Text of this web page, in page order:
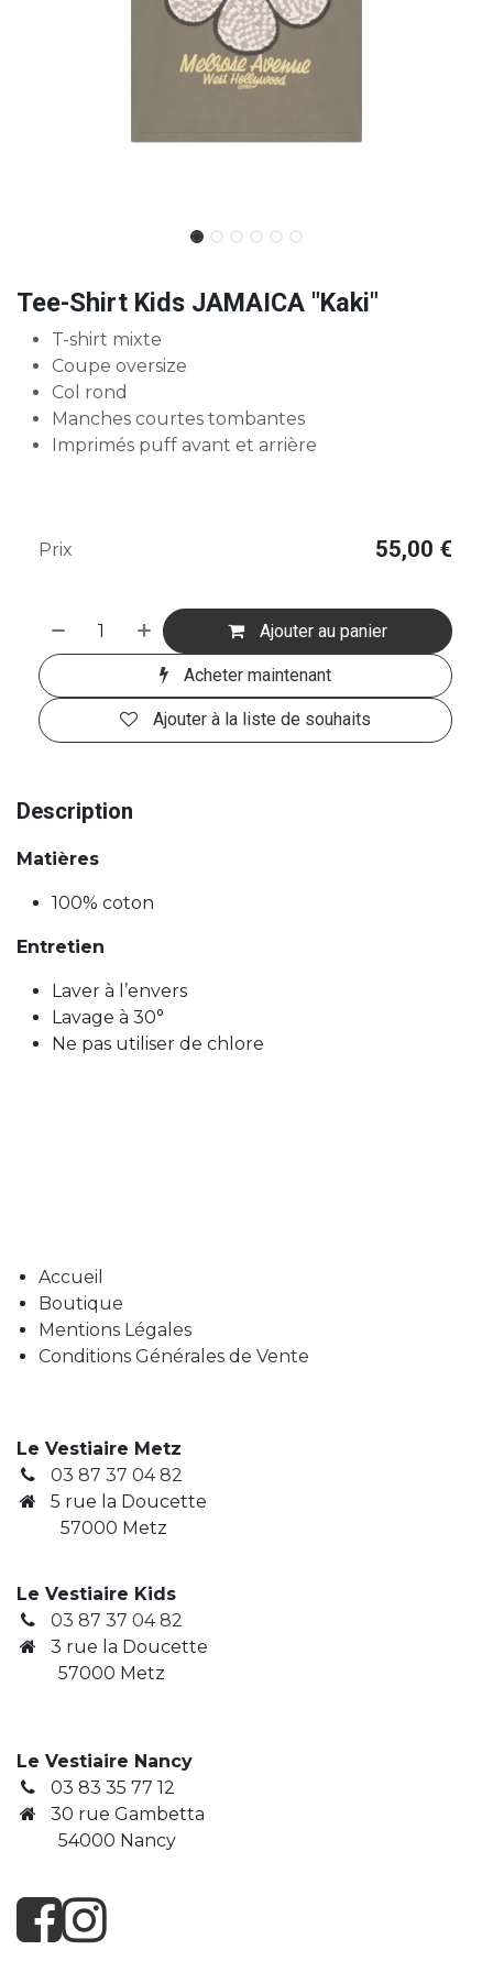
Tee-Shirt Kids JAMAICA "Kaki"
T-shirt mixte
Coupe oversize
Col rond
Manches courtes tombantes
Imprimés puff avant et arrière
Ajouter au panier
Acheter maintenant
Ajouter à la liste de souhaits
Prix 55,00 €
Description
Matières
100% coton
Entretien
Laver à l’envers
Lavage à 30°
Ne pas utiliser de chlore
Accueil
Boutique
Mentions Légales
Conditions Générales de Vente
Le Vestiaire Metz
03 87 37 04 82
5 rue la Doucette
57000 Metz
Le Vestiaire Kids
03 87 37 04 82
3 rue la Doucette
​ 57000 Metz
Le Vestiaire Nancy
03 83 35 77 12
30 rue Gambetta
​ 54000 Nancy